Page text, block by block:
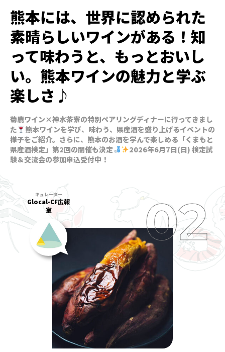
熊本には、世界に認められた
素晴らしいワインがある！知
って味わうと、もっとおいし
い。熊本ワインの魅力と学ぶ
楽しさ♪
菊鹿ワイン×神水茶寮の特別ペアリングディナーに行ってきまし
た
熊本ワインを学び、味わう、県産酒を盛り上げるイベントの
様子をご紹介。さらに、熊本のお酒を学んで楽しめる「くまもと
県産酒検定」第2回の開催も決定
2026年6月7日(日) 検定試
験＆交流会の参加申込受付中！
Glocal-CF広報
室